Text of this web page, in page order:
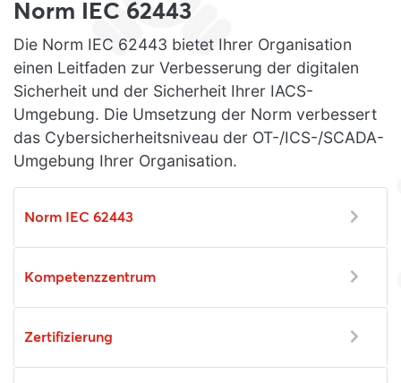
Norm IEC 62443
Die Norm IEC 62443 bietet Ihrer Organisation
einen Leitfaden zur Verbesserung der digitalen
Sicherheit und der Sicherheit Ihrer IACS-
Umgebung. Die Umsetzung der Norm verbessert
das Cybersicherheitsniveau der OT-/ICS-/SCADA-
Umgebung Ihrer Organisation.
Norm IEC 62443
Kompetenzzentrum
Zertifizierung